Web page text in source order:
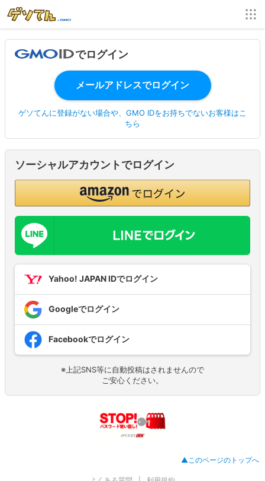
でログイン
ゲソてんに登録がない場合や、GMO IDをお持ちでないお客様はこ
ちら
ソーシャルアカウントでログイン
Yahoo! JAPAN IDでログイン
Googleでログイン
Facebookでログイン
※上記SNS等に自動投稿はされませんので
ご安心ください。
▲このページのトップへ